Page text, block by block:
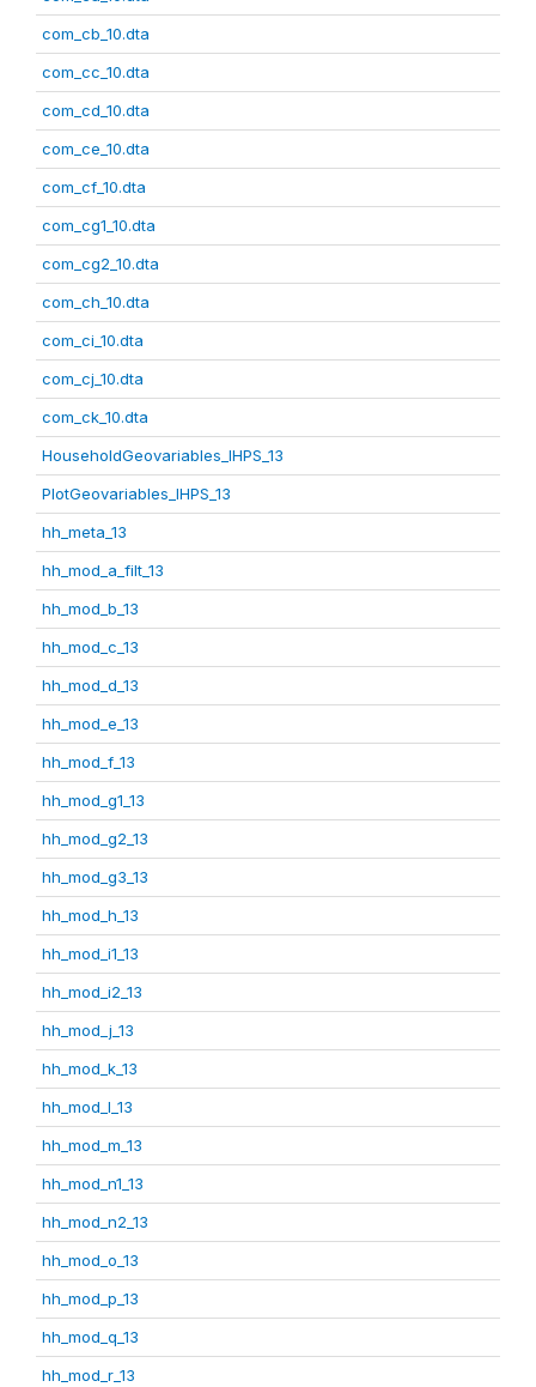
com_cb_10.dta
com_cc_10.dta
com_cd_10.dta
com_ce_10.dta
com_cf_10.dta
com_cg1_10.dta
com_cg2_10.dta
com_ch_10.dta
com_ci_10.dta
com_cj_10.dta
com_ck_10.dta
HouseholdGeovariables_IHPS_13
PlotGeovariables_IHPS_13
hh_meta_13
hh_mod_a_filt_13
hh_mod_b_13
hh_mod_c_13
hh_mod_d_13
hh_mod_e_13
hh_mod_f_13
hh_mod_g1_13
hh_mod_g2_13
hh_mod_g3_13
hh_mod_h_13
hh_mod_i1_13
hh_mod_i2_13
hh_mod_j_13
hh_mod_k_13
hh_mod_l_13
hh_mod_m_13
hh_mod_n1_13
hh_mod_n2_13
hh_mod_o_13
hh_mod_p_13
hh_mod_q_13
hh_mod_r_13